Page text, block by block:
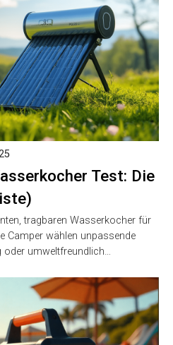
Test: Die
tragbaren Wasserkocher für
Camper wählen unpassende
oder umweltfreundlich…